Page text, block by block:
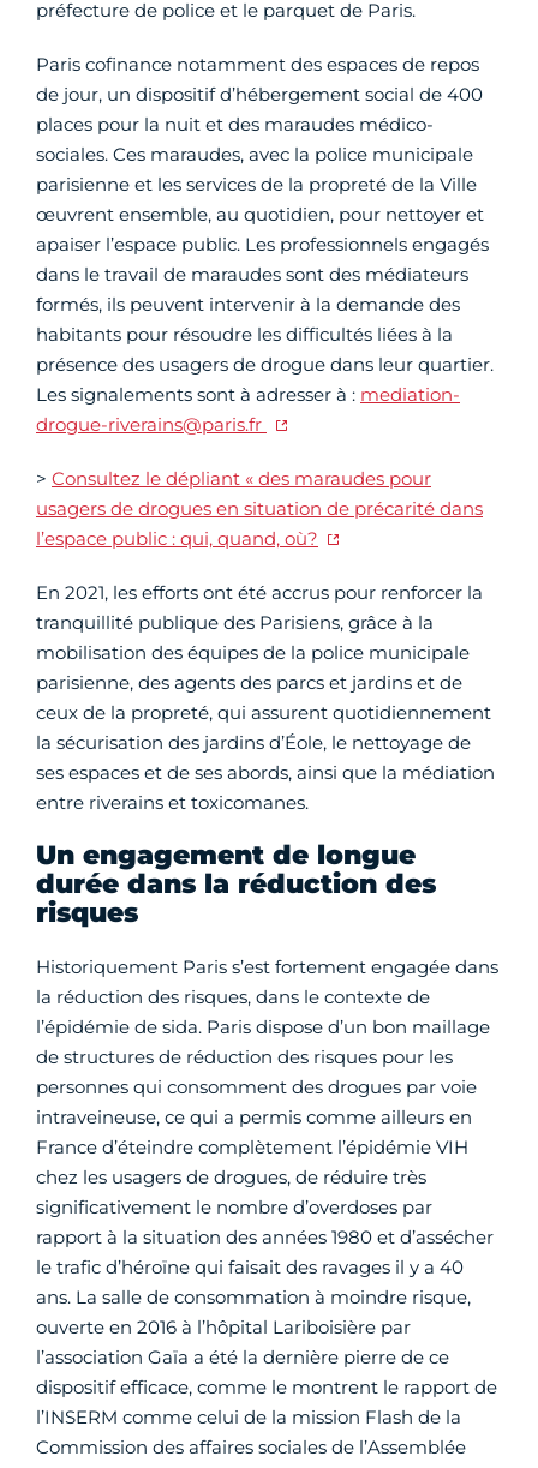
préfecture de police et le parquet de Paris.
Paris cofinance notamment des espaces de repos
de jour, un dispositif d’hébergement social de 400
places pour la nuit et des maraudes médico-
sociales. Ces maraudes, avec la police municipale
parisienne et les services de la propreté de la Ville
œuvrent ensemble, au quotidien, pour nettoyer et
apaiser l’espace public. Les professionnels engagés
dans le travail de maraudes sont des médiateurs
formés, ils peuvent intervenir à la demande des
habitants pour résoudre les difficultés liées à la
présence des usagers de drogue dans leur quartier.
Les signalements sont à adresser à : mediation-
drogue-riverains@paris.fr
> Consultez le dépliant « des maraudes pour
usagers de drogues en situation de précarité dans
l’espace public : qui, quand, où?
En 2021, les efforts ont été accrus pour renforcer la
tranquillité publique des Parisiens, grâce à la
mobilisation des équipes de la police municipale
parisienne, des agents des parcs et jardins et de
ceux de la propreté, qui assurent quotidiennement
la sécurisation des jardins d’Éole, le nettoyage de
ses espaces et de ses abords, ainsi que la médiation
entre riverains et toxicomanes.
Un engagement de longue
durée dans la réduction des
risques
Historiquement Paris s’est fortement engagée dans
la réduction des risques, dans le contexte de
l’épidémie de sida. Paris dispose d’un bon maillage
de structures de réduction des risques pour les
personnes qui consomment des drogues par voie
intraveineuse, ce qui a permis comme ailleurs en
France d’éteindre complètement l’épidémie VIH
chez les usagers de drogues, de réduire très
significativement le nombre d’overdoses par
rapport à la situation des années 1980 et d’assécher
le trafic d’héroïne qui faisait des ravages il y a 40
ans. La salle de consommation à moindre risque,
ouverte en 2016 à l’hôpital Lariboisière par
l’association Gaïa a été la dernière pierre de ce
dispositif efficace, comme le montrent le rapport de
l’INSERM comme celui de la mission Flash de la
Commission des affaires sociales de l’Assemblée